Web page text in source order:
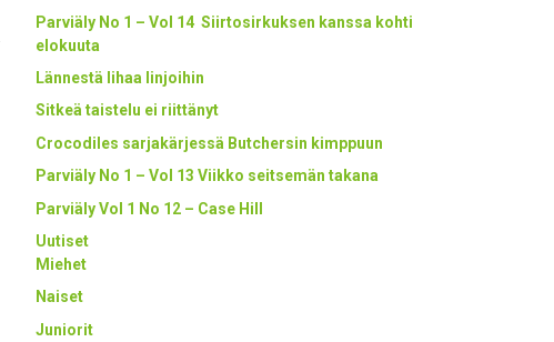
Parviäly No 1 – Vol 14 Siirtosirkuksen kanssa kohti
elokuuta
Lännestä lihaa linjoihin
Sitkeä taistelu ei riittänyt
Crocodiles sarjakärjessä Butchersin kimppuun
Parviäly No 1 – Vol 13 Viikko seitsemän takana
Parviäly Vol 1 No 12 – Case Hill
Uutiset
Miehet
Naiset
Juniorit